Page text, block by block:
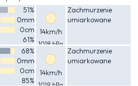
51%
0mm
0cm
61%
14km/h
1018 hPa
Zachmurzenie
umiarkowane
68%
0mm
0cm
85%
14km/h
Zachmurzenie
umiarkowane